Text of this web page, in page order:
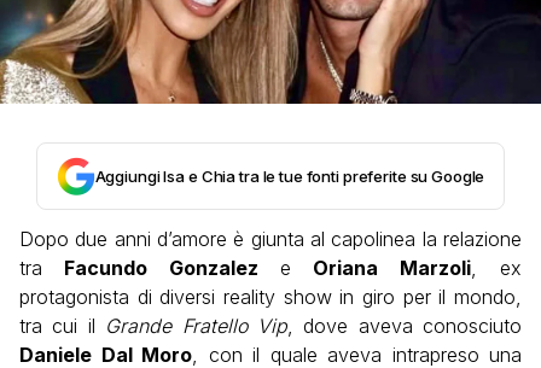
Aggiungi Isa e Chia tra le tue fonti preferite su Google
Dopo due anni d’amore è giunta al capolinea la relazione
tra Facundo Gonzalez e Oriana Marzoli, ex
protagonista di diversi reality show in giro per il mondo,
tra cui il Grande Fratello Vip, dove aveva conosciuto
Daniele Dal Moro, con il quale aveva intrapreso una